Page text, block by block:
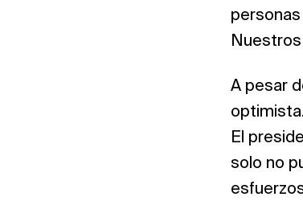
Nuestros
A pesar
El
solo no